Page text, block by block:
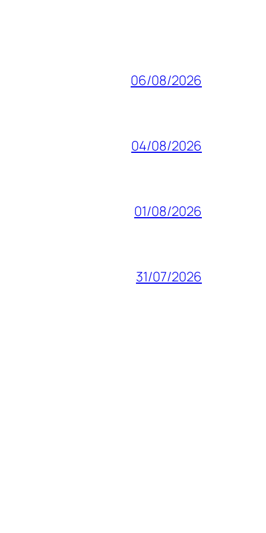
06/08/2026
04/08/2026
01/08/2026
31/07/2026